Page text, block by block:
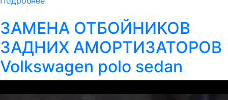
ЗАМЕНА ОТБОЙНИКОВ
ЗАДНИХ АМОРТИЗАТОРОВ
Volkswagen polo sedan